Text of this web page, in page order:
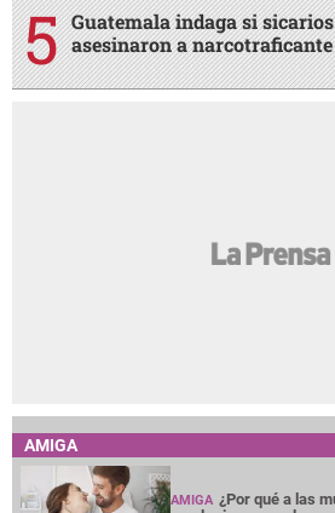
Guatemala indaga si
asesinaron a
AMIGA
AMIGA ¿Por qué a las